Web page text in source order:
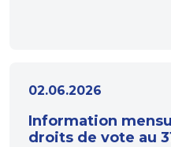
02.06.2026
Information
droits de vote au